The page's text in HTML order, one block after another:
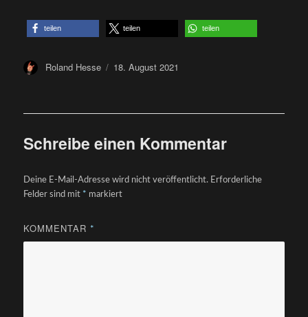
teilen teilen teilen
Author
Roland Hesse
Posted
18. August 2021
Schreibe einen Kommentar
Deine E-Mail-Adresse wird nicht veröffentlicht. Erforderliche
Felder sind mit * markiert
KOMMENTAR *